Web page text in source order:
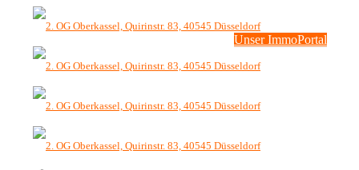
Unser ImmoPortal